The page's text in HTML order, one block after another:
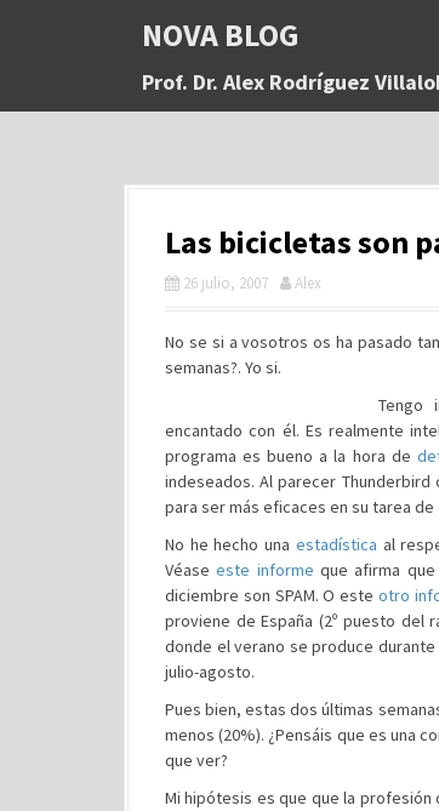
a
NOVA BLOG
Prof. Dr. Alex Rodríguez
Las bicicletas son
26 julio, 2007 Alex
No se si a vosotros os ha pasado
semanas?. Yo si.
Tengo
encantado con él. Es realmente
programa es bueno a la hora de
indeseados. Al parecer Thunderbird
para ser más eficaces en su tarea de
No he hecho una estadística al
Véaseeste informe que afirma
diciembre son SPAM. O este otro
proviene de España (2º puesto del
donde el verano se produce
julio-agosto.
Pues bien, estas dos últimas
menos (20%). ¿Pensáis que es una
que ver?
Mi hipótesis es que que la profesión